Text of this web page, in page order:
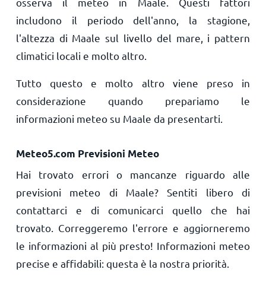
includono il periodo dell'anno, la stagione,
l'altezza di Maale sul livello del mare, i pattern
climatici locali e molto altro.
Tutto questo e molto altro viene preso in
considerazione quando prepariamo le
informazioni meteo su Maale da presentarti.
Meteo5.com Previsioni Meteo
Hai trovato errori o mancanze riguardo alle
previsioni meteo di Maale? Sentiti libero di
contattarci e di comunicarci quello che hai
trovato. Correggeremo l'errore e aggiorneremo
le informazioni al più presto! Informazioni meteo
precise e affidabili: questa è la nostra priorità.